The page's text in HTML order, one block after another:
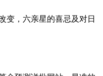
变，六亲星的喜忌及对日